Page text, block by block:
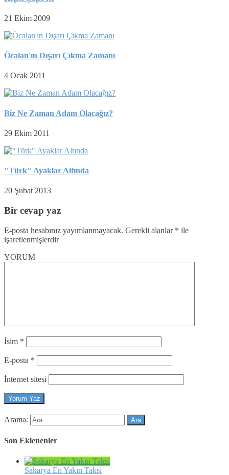
21 Ekim 2009
Öcalan'ın Dışarı Çıkma Zamanı
4 Ocak 2011
Biz Ne Zaman Adam Olacağız?
29 Ekim 2011
"Türk" Ayaklar Altında
20 Şubat 2013
Bir cevap yaz
E-posta hesabınız yayımlanmayacak. Gerekli alanlar * ile
işaretlenmişlerdir
YORUM
İsim *
E-posta *
İnternet sitesi
Arama:
Son Eklenenler
Sakarya En Yakın Taksi